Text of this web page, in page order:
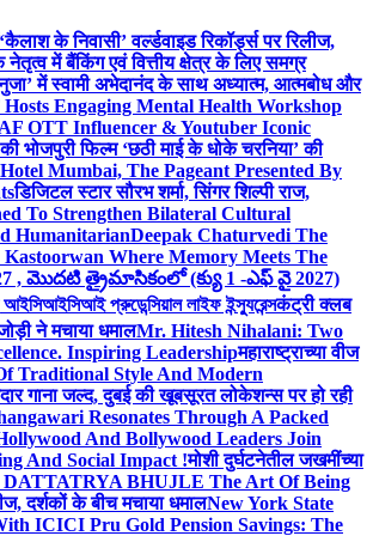
‘कैलाश के निवासी’ वर्ल्डवाइड रिकॉर्ड्स पर रिलीज,
में बैंकिंग एवं वित्तीय क्षेत्र के लिए समग्र
में स्वामी अभेदानंद के साथ अध्यात्म, आत्मबोध और
Engaging Mental Health Workshop
OTT Influencer & Youtuber Iconic
भोजपुरी फिल्म ‘छठी माई के धोके चरनिया’ की
Mumbai, The Pageant Presented By
डिजिटल स्टार सौरभ शर्मा, सिंगर शिल्पी राज,
To Strengthen Bilateral Cultural
HumanitarianDeepak Chaturvedi The
Kastoorwan Where Memory Meets The
, మొదటి త్రైమాసికంలో (క్యు 1 -ఎఫ్ వై 2027)
প্রুডেন্সিয়াল লাইফ ইন্স্যুরেন্সकंट्री क्लब
ने मचाया धमालMr. Hitesh Nihalani: Two
Inspiring Leadershipमहाराष्ट्राच्या वीज
Traditional Style And Modern
गाना जल्द, दुबई की खूबसूरत लोकेशन्स पर हो रही
Resonates Through A Packed
And Bollywood Leaders Join
And Social Impact !मोशी दुर्घटनेतील जखमींच्या
BHUJLE The Art Of Being
दर्शकों के बीच मचाया धमालNew York State
ICICI Pru Gold Pension Savings: The